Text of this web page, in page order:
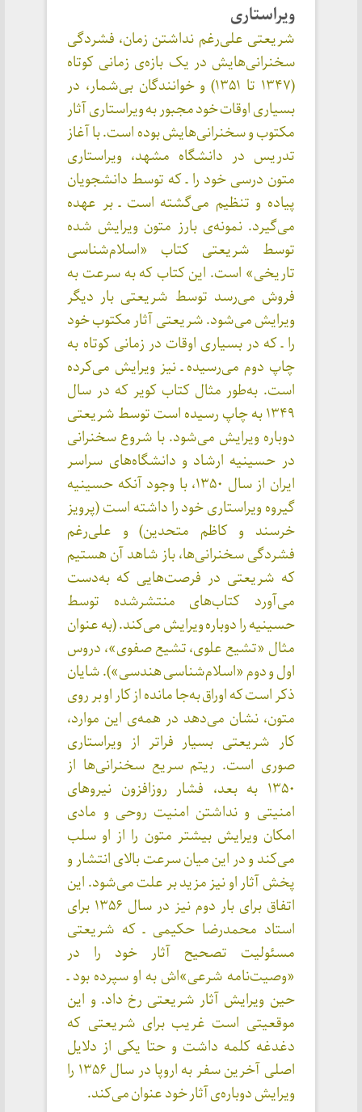
ویراستاری
شریعتی علی‌رغم نداشتن زمان، فشردگی
سخنرانی‌هایش در یک بازه‌ی زمانی کوتاه
(۱۳۴۷ تا ۱۳۵۱) و خوانندگان بی‌شمار، در
بسیاری اوقات خود مجبور به ویراستاری آثار
مکتوب و سخنرانی‌هایش بوده است. با آغاز
تدریس در دانشگاه مشهد، ویراستاری
متون درسی خود را ـ که توسط دانشجویان
پیاده و تنظیم می‌گشته است ـ بر عهده
می‌گیرد. نمونه‌ی بارز متون ویرایش شده
توسط شریعتی کتاب «اسلام‌شناسی
تاریخی» است. این کتاب که به سرعت به
فروش می‌رسد توسط شریعتی بار دیگر
ویرایش می‌شود. شریعتی آثار مکتوب خود
را ـ که در بسیاری اوقات در زمانی کوتاه به
چاپ دوم می‌رسیده ـ نیز ویرایش می‌کرده
است. به‌طور مثال کتاب کویر که در سال
۱۳۴۹ به چاپ رسیده است توسط شریعتی
دوباره ویرایش می‌شود. با شروع سخنرانی
در حسینیه ارشاد و دانشگاه‌های سراسر
ایران از سال ۱۳۵۰، با وجود آنکه حسینیه
گیروه ویراستاری خود را داشته است (پرویز
خرسند و کاظم متحدین) و علی‌رغم
فشردگی سخنرانی‌ها، باز شاهد آن هستیم
که شریعتی در فرصت‌هایی که به‌دست
می‌آورد کتاب‌های منتشرشده توسط
حسینیه را دوباره ویرایش می‌کند. (به عنوان
مثال «تشیع علوی، تشیع صفوی»، دروس
اول و دوم «اسلام‌شناسی هندسی»). شایان
ذکر است که اوراق به‌جا مانده از کار او بر روی
متون، نشان می‌دهد در همه‌ی این موارد،
کار شریعتی بسیار فراتر از ویراستاری
صوری است. ریتم سریع سخنرانی‌ها از
۱۳۵۰ به بعد، فشار روزافزون نیروهای
امنیتی و نداشتن امنیت روحی و مادی
امکان ویرایش بیشتر متون را از او سلب
می‌کند و در این میان سرعت بالای انتشار و
پخش آثار او نیز مزید بر علت می‌شود. این
اتفاق برای بار دوم نیز در سال ۱۳۵۶ برای
استاد محمدرضا حکیمی ـ که شریعتی
مسئولیت تصحیح آثار خود را در
«وصیت‌نامه‌ شرعی»اش به او سپرده بود ـ
حین ویرایش آثار شریعتی رخ داد. و این
موقعیتی است غریب برای شریعتی که
دغدغه کلمه داشت و حتا یکی از دلایل
اصلی آخرین سفر به اروپا در سال ۱۳۵۶ را
ویرایش دوباره‌ی آثار خود عنوان می‌کند.